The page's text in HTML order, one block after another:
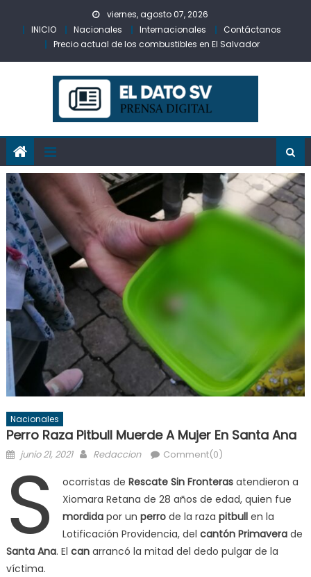
viernes, agosto 07, 2026
INICIO
Nacionales Internacionales
Contáctanos
Precio actual de los combustibles en El Salvador
Nacionales
Perro Raza Pitbull Muerde A Mujer En Santa Ana
Posted
junio 21, 2021 Author
Redaccion Comment(0)
S ocorristas de Rescate Sin Fronterasatendieron a
Xiomara Retana de 28 años de edad, quien fue
mordida por un perro de la raza pitbull en la
Lotificación Providencia, del cantón Primaverade
Santa Ana. El can arrancó la mitad del dedo pulgar de la
víctima.